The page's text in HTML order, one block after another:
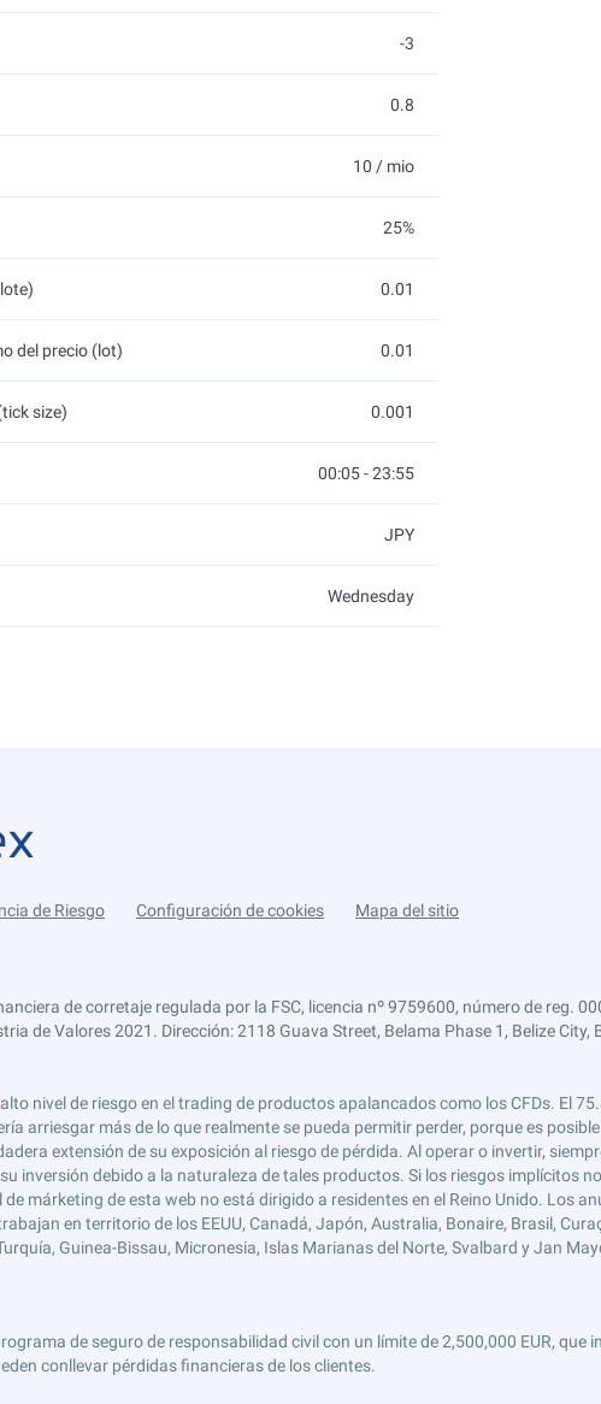
-3
0.8
10 / mio
25%
0.01
del precio (lot) 0.01
size) 0.001
00:05 - 23:55
JPY
Wednesday
de Riesgo Configuración de cookies Mapa del sitio
de corretaje regulada por la FSC, licencia nº 9759600, número de reg.
de Valores 2021. Dirección: 2118 Guava Street, Belama Phase 1, Belize City,
nivel de riesgo en el trading de productos apalancados como los CFDs. El
arriesgar más de lo que realmente se pueda permitir perder, porque es
extensión de su exposición al riesgo de pérdida. Al operar o invertir,
inversión debido a la naturaleza de tales productos. Si los riesgos implícitos
márketing de esta web no está dirigido a residentes en el Reino Unido. Los
en territorio de los EEUU, Canadá, Japón, Australia, Bonaire, Brasil,
Guinea-Bissau, Micronesia, Islas Marianas del Norte, Svalbard y Jan
de seguro de responsabilidad civil con un límite de 2,500,000 EUR,
conllevar pérdidas financieras de los clientes.